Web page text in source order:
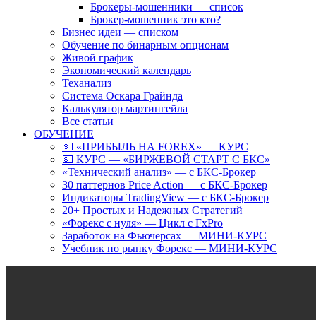
Брокеры-мошенники — список
Брокер-мошенник это кто?
Бизнес идеи — списком
Обучение по бинарным опционам
Живой график
Экономический календарь
Теханализ
Система Оскара Грайнда
Калькулятор мартингейла
Все статьи
ОБУЧЕНИЕ
💵 «ПРИБЫЛЬ НА FOREX» — КУРС
💵 КУРС — «БИРЖЕВОЙ СТАРТ С БКС»
«Технический анализ» — с БКС-Брокер
30 паттернов Price Action — с БКС-Брокер
Индикаторы TradingView — с БКС-Брокер
20+ Простых и Надежных Стратегий
«Форекс с нуля» — Цикл с FxPro
Заработок на Фьючерсах — МИНИ-КУРС
Учебник по рынку Форекс — МИНИ-КУРС